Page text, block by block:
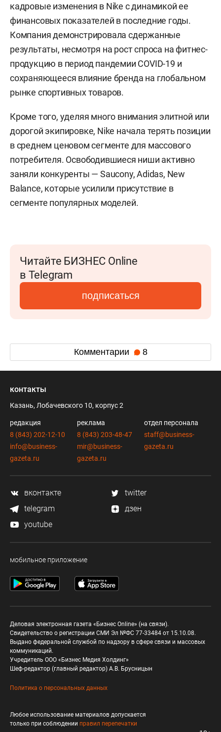
кадровые изменения в Nike с динамикой ее
финансовых показателей в последние годы.
Компания демонстрировала сдержанные
результаты, несмотря на рост спроса на фитнес-
продукцию в период пандемии COVID-19 и
сохраняющееся влияние бренда на глобальном
рынке спортивных товаров.
Кроме того, уделяя много внимания элитной или
дорогой экипировке, Nike начала терять позиции
в среднем ценовом сегменте для массового
потребителя. Освободившиеся ниши активно
заняли конкуренты — Saucony, Adidas, New
Balance, которые усилили присутствие в
сегменте популярных моделей.
Читайте БИЗНЕС Online
в Telegram
подписаться
Комментарии 8
контакты
Казань, Лобачевского 10, корпус 2
редакция
8 (843) 202-12-10
info@business-
gazeta.ru
реклама
8 (843) 203-48-47
mir@business-
gazeta.ru
отдел персонала
staff@business-
gazeta.ru
вконтакте
twitter
telegram
дзен
youtube
мобильное приложение
Деловая электронная газета «Бизнес Online» (на связи).
Свидетельство о регистрации СМИ Эл №ФС 77-33484 от 15.10.08.
Выдано федеральной службой по надзору в сфере связи и массовых
коммуникаций.
Учредитель ООО «Бизнес Медия Холдинг»
Шеф-редактор (главный редактор) А.В. Брусницын
Политика о персональных данных
Любое использование материалов допускается
только при соблюдении правил перепечатки